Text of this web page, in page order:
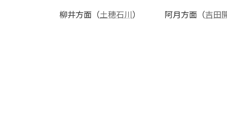
柳井方面（土穂石川 ） 阿月方面（吉田